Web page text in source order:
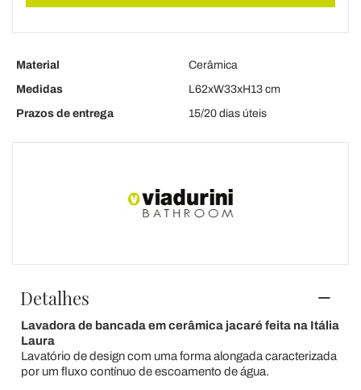
Material
Cerâmica
Medidas
L62xW33xH13 cm
Prazos de entrega
15/20 dias úteis
Detalhes
Lavadora de bancada em cerâmica jacaré feita na Itália
Laura
Lavatório de design com uma forma alongada caracterizada
por um fluxo contínuo de escoamento de água.